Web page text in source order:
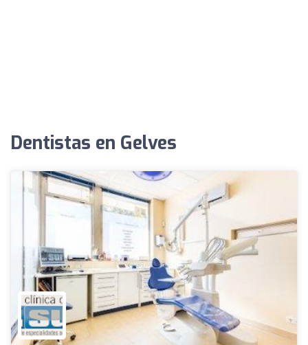
Dentistas en Gelves